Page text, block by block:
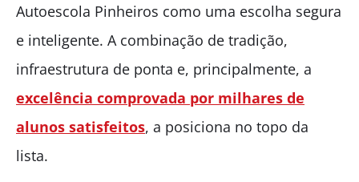
Autoescola Pinheiros como uma escolha segura
e inteligente. A combinação de tradição,
infraestrutura de ponta e, principalmente, a
excelência comprovada por milhares de
alunos satisfeitos, a posiciona no topo da
lista.